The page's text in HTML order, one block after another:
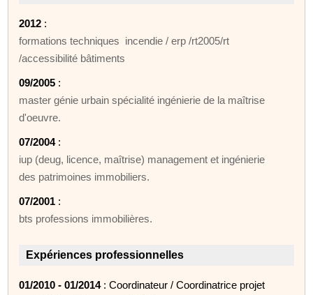
2012 :
formations techniques incendie / erp /rt2005/rt
/accessibilité bâtiments
09/2005 :
master génie urbain spécialité ingénierie de la maîtrise
d'oeuvre.
07/2004:
iup (deug, licence, maîtrise) management et ingénierie
des patrimoines immobiliers.
07/2001 :
bts professions immobilières.
Expériences professionnelles
01/2010 - 01/2014: Coordinateur / Coordinatrice projet